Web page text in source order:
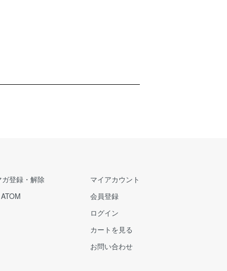
ガ登録・解除
ATOM
マイアカウント
会員登録
ログイン
カートを見る
お問い合わせ